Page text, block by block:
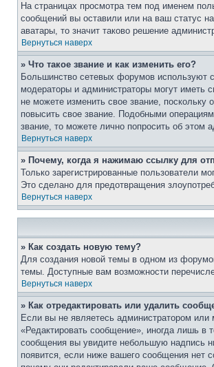
На страницах просмотра тем под именем
сообщений вы оставили или на ваш статус
аватары, то значит таково решение
Вернуться наверх
» Что такое звание и как изменить его?
Большинство сетевых форумов используют
модераторы и администраторы могут иметь
не можете изменить свое звание,
повысить свое звание. Подобными
звание, то можете лично попросить об этом
Вернуться наверх
» Почему, когда я нажимаю ссылку для
Только зарегистрированные пользователи
Это сделано для предотвращения
Вернуться наверх
» Как создать новую тему?
Для создания новой темы в одном из
темы. Доступные вам возможности
Вернуться наверх
» Как отредактировать или удалить
Если вы не являетесь администратором
«Редактировать сообщение», иногда лишь в
сообщения вы увидите небольшую надпись
появится, если ниже вашего сообщения нет